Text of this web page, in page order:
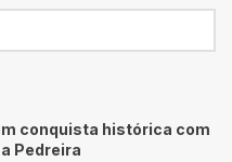
conquista histórica com
Pedreira